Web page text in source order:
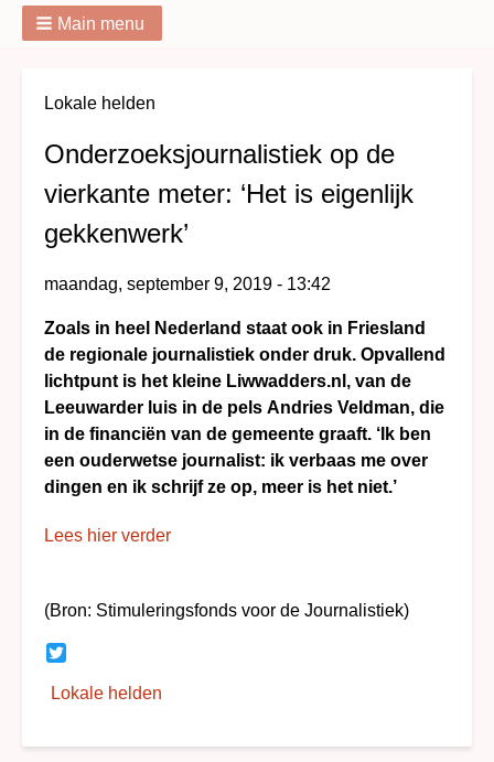
Main menu
Lokale helden
Onderzoeksjournalistiek op de
vierkante meter: ‘Het is eigenlijk
gekkenwerk’
maandag, september 9, 2019 - 13:42
Zoals in heel Nederland staat ook in Friesland
de regionale journalistiek onder druk. Opvallend
lichtpunt is het kleine Liwwadders.nl, van de
Leeuwarder luis in de pels Andries Veldman, die
in de financiën van de gemeente graaft. ‘Ik ben
een ouderwetse journalist: ik verbaas me over
dingen en ik schrijf ze op, meer is het niet.’
Lees hier verder
(Bron: Stimuleringsfonds voor de Journalistiek)
Lokale helden